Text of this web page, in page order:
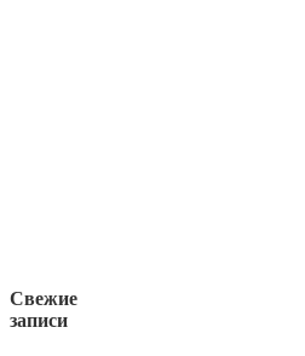
Свежие
записи